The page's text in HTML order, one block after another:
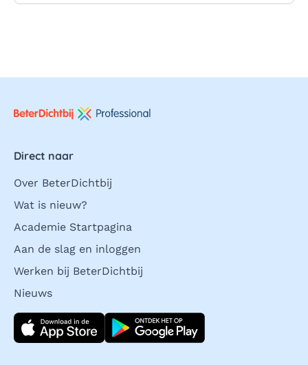
Direct naar
Over BeterDichtbij
Wat is nieuw?
Academie Startpagina
Aan de slag en inloggen
Werken bij BeterDichtbij
Nieuws
Download direct